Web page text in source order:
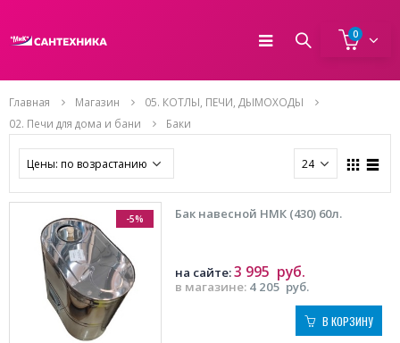
0
Главная Магазин
05. КОТЛЫ, ПЕЧИ, ДЫМОХОДЫ
02. Печи для дома и бани
Баки
-5% Бак навесной НМК (430) 60л.
в магазине: 4 205 руб.
на сайте:3 995 руб.
В КОРЗИНУ